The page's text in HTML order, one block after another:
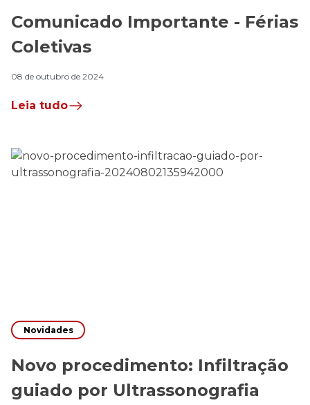
Comunicado Importante - Férias
Coletivas
08 de outubro de 2024
Leia tudo
Novidades
Novo procedimento: Infiltração
guiado por Ultrassonografia